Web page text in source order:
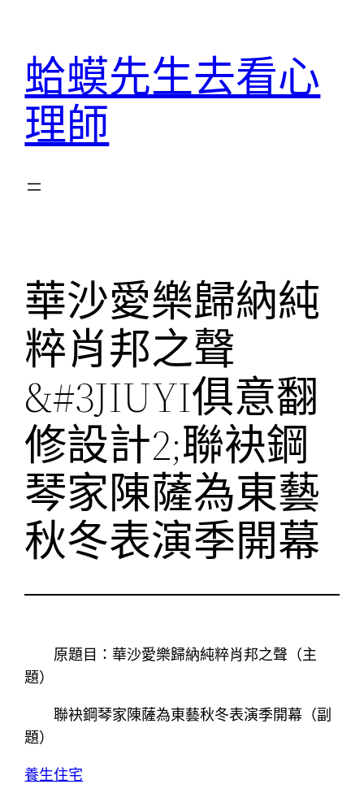
蛤蟆先生去看心
理師
華沙愛樂歸納純
粹肖邦之聲
&#3JIUYI俱意翻
修設計2;聯袂鋼
琴家陳薩為東藝
秋冬表演季開幕
原題目：華沙愛樂歸納純粹肖邦之聲（主
題）
聯袂鋼琴家陳薩為東藝秋冬表演季開幕（副
題）
養生住宅